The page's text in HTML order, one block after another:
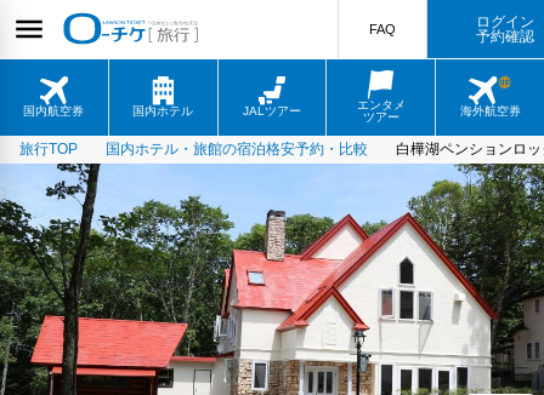
国内航空券 国内ホテル JALツアー
エンタメ
ツアー
海外航空券
FAQ
ログイン
予約確認
旅行TOP 国内ホテル・旅館の宿泊格安予約・比較 白樺湖ペンションロ